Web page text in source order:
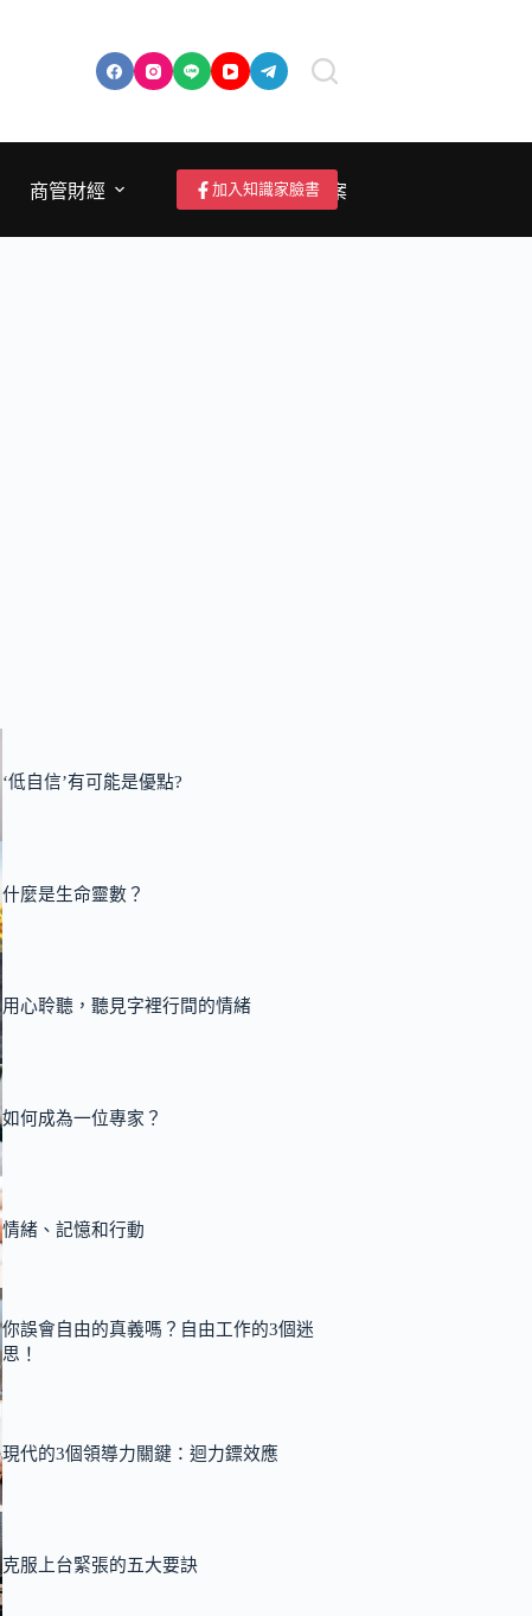
商管財經 成為作者/投稿/提案
加入知識家臉書
‘低自信’有可能是優點?
什麼是生命靈數？
用心聆聽，聽見字裡行間的情緒
如何成為一位專家？
情緒、記憶和行動
你誤會自由的真義嗎？自由工作的3個迷
思！
現代的3個領導力關鍵：迴力鏢效應
克服上台緊張的五大要訣